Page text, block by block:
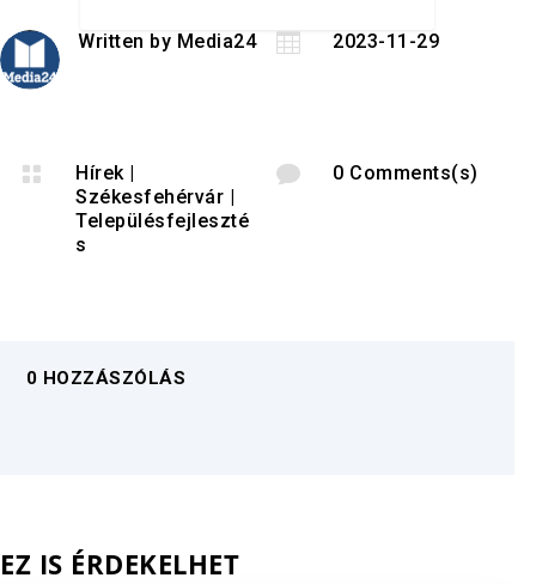
Written by Media24  2023-11-29
 Hírek|
Székesfehérvár
Településfejleszté
s
 0 Comments(s)
0 HOZZÁSZÓLÁS
EZ IS ÉRDEKELHET